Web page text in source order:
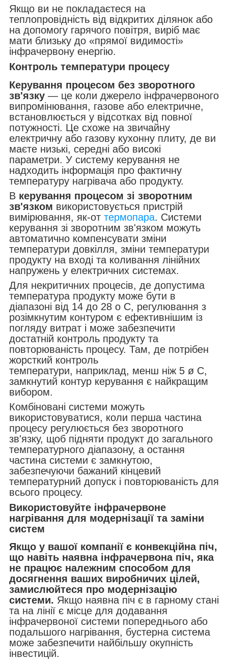
Якщо ви не покладаєтеся на
теплопровідність від відкритих ділянок або
на допомогу гарячого повітря, виріб має
мати близьку до «прямої видимості»
інфрачервону енергію.
Контроль температури процесу
Керування процесом без зворотного
зв'язку — це коли джерело інфрачервоного
випромінювання, газове або електричне,
встановлюється у відсотках від повної
потужності. Це схоже на звичайну
електричну або газову кухонну плиту, де ви
маєте низькі, середні або високі
параметри. У систему керування не
надходить інформація про фактичну
температуру нагрівача або продукту.
В керування процесом зі зворотним
зв'язком використовується пристрій
вимірювання, як-от термопара. Системи
керування зі зворотним зв'язком можуть
автоматично компенсувати зміни
температури довкілля, зміни температури
продукту на вході та коливання лінійних
напружень у електричних системах.
Для некритичних процесів, де допустима
температура продукту може бути в
діапазоні від 14 до 28 o C, регулювання з
розімкнутим контуром є ефективнішим із
погляду витрат і може забезпечити
достатній контроль продукту та
повторюваність процесу. Там, де потрібен
жорсткий контроль
температури, наприклад, менш ніж 5 ø C,
замкнутий контур керування є найкращим
вибором.
Комбіновані системи можуть
використовуватися, коли перша частина
процесу регулюється без зворотного
зв'язку, щоб підняти продукт до загального
температурного діапазону, а остання
частина системи є замкнутою,
забезпечуючи бажаний кінцевий
температурний допуск і повторюваність для
всього процесу.
Використовуйте інфрачервоне
нагрівання для модернізації та заміни
систем
Якщо у вашої компанії є конвекційна піч,
що навіть наявна інфрачервона піч, яка
не працює належним способом для
досягнення ваших виробничих цілей,
замислюйтеся про модернізацію
системи. Якщо наявна піч є в гарному стані
та на лінії є місце для додавання
інфрачервоної системи попереднього або
подальшого нагрівання, бустерна система
може забезпечити найбільшу окупність
інвестицій.